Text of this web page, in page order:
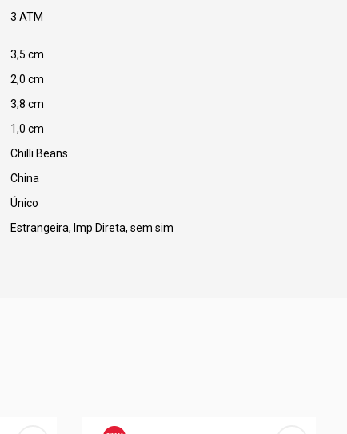
3 ATM
3,5 cm
2,0 cm
3,8 cm
1,0 cm
Chilli Beans
China
Único
Estrangeira, Imp Direta, sem sim